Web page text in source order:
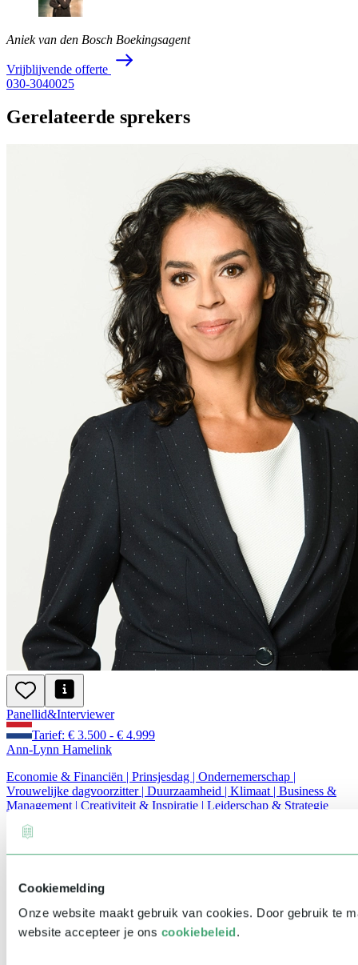
Cookiemelding
Onze website maakt gebruik van cookies. Door gebruik te
website accepteer je ons cookiebeleid.
Aniek van den Bosch Boekingsagent
Vrijblijvende offerte
030-3040025
Gerelateerde sprekers
Panellid&Interviewer
Tarief: € 3.500 - € 4.999
Ann-Lynn Hamelink
Economie & Financiën | Prinsjesdag | Ondernemerschap |
Vrouwelijke dagvoorzitter | Duurzaamheid | Klimaat | Business &
Management | Creativiteit & Inspiratie | Leiderschap & Strategie